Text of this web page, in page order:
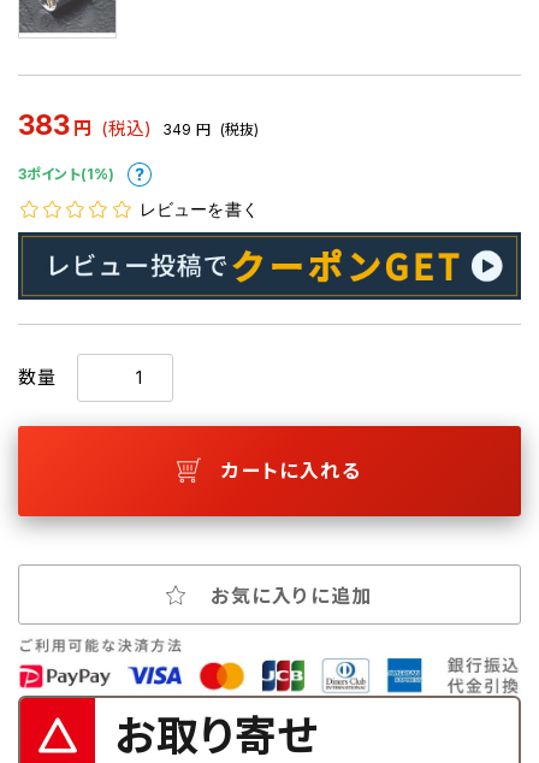
383 円 (税込) 349 円 (税抜)
3ポイント(1%)
レビューを書く
数量
カートに入れる
お気に入りに追加
お取り寄せ